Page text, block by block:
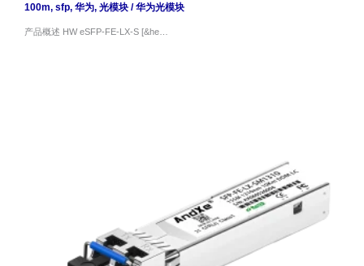
100m, sfp, 华为, 光模块/华为光模块
产品概述 HW eSFP-FE-LX-S [&he…